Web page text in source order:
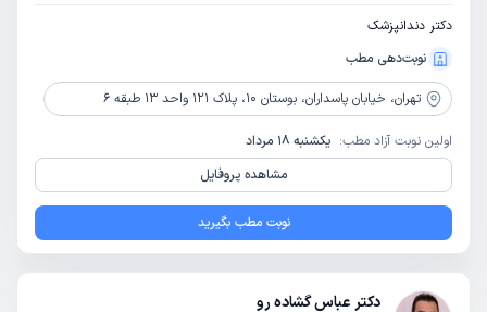
دکتر دندانپزشک
نوبت‌دهی مطب
تهران، خیابان پاسداران، بوستان 10، پلاک 121 واحد 13 طبقه 6
اولین نوبت آزاد مطب: یکشنبه 18 مرداد
مشاهده پروفایل
نوبت مطب بگیرید
دکتر عباس گشاده رو